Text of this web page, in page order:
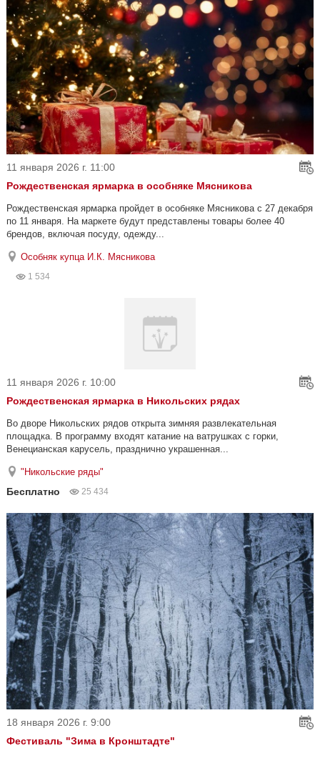
11 января 2026 г. 11:00
Рождественская ярмарка в особняке Мясникова
Рождественская ярмарка пройдет в особняке Мясникова с 27 декабря
по 11 января. На маркете будут представлены товары более 40
брендов, включая посуду, одежду...
Особняк купца И.К. Мясникова
1 534
11 января 2026 г. 10:00
Рождественская ярмарка в Никольских рядах
Во дворе Никольских рядов открыта зимняя развлекательная
площадка. В программу входят катание на ватрушках с горки,
Венецианская карусель, празднично украшенная...
"Никольские ряды"
Бесплатно 25 434
18 января 2026 г. 9:00
Фестиваль "Зима в Кронштадте"